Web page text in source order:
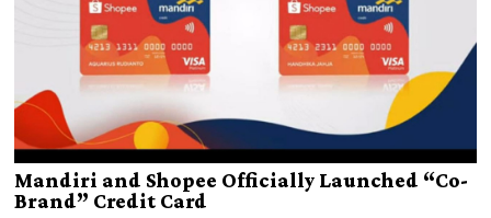
Mandiri and Shopee Officially Launched “Co-
Brand” Credit Card